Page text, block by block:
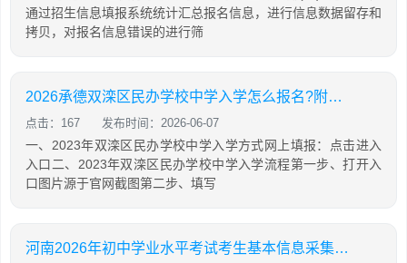
通过招生信息填报系统统计汇总报名信息，进行信息数据留存和
拷贝，对报名信息错误的进行筛
2026承德双滦区民办学校中学入学怎么报名?附图解
点击：167 发布时间：2026-06-07
一、2023年双滦区民办学校中学入学方式网上填报：点击进入
入口二、2023年双滦区民办学校中学入学流程第一步、打开入
口图片源于官网截图第二步、填写
河南2026年初中学业水平考试考生基本信息采集通知